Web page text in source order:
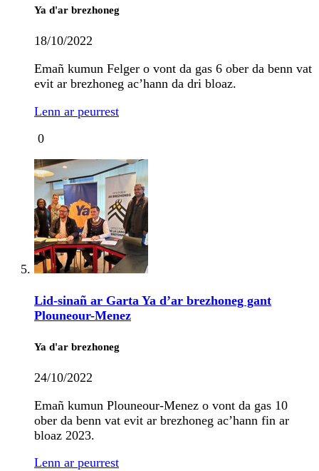
Ya d'ar brezhoneg
18/10/2022
Emañ kumun Felger o vont da gas 6 ober da benn vat
evit ar brezhoneg ac’hann da dri bloaz.
Lenn ar peurrest
0
Lid-sinañ ar Garta Ya d’ar brezhoneg gant
Plouneour-Menez
Ya d'ar brezhoneg
24/10/2022
Emañ kumun Plouneour-Menez o vont da gas 10
ober da benn vat evit ar brezhoneg ac’hann fin ar
bloaz 2023.
Lenn ar peurrest